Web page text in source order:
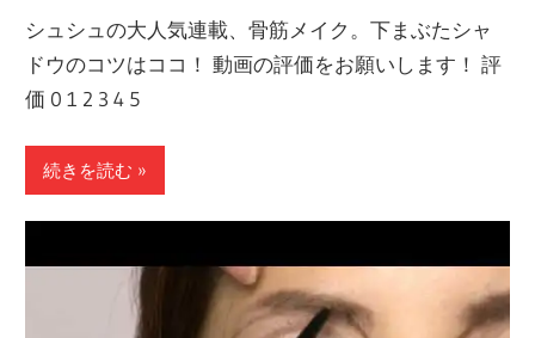
シュシュの大人気連載、骨筋メイク。下まぶたシャ
ドウのコツはココ！ 動画の評価をお願いします！ 評
価 0 1 2 3 4 5
続きを読む